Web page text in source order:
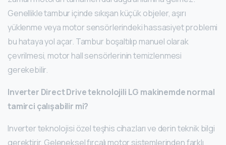
Genellikle tambur içinde sıkışan küçük objeler, aşırı
yüklenme veya motor sensörlerindeki hassasiyet problemi
bu hataya yol açar. Tambur boşaltılıp manuel olarak
çevrilmesi, motor hall sensörlerinin temizlenmesi
gerekebilir.
Inverter Direct Drive teknolojili LG makinemde normal
tamirci çalışabilir mi?
Inverter teknolojisi özel teşhis cihazları ve derin teknik bilgi
gerektirir. Geleneksel fırçalı motor sistemlerinden farklı